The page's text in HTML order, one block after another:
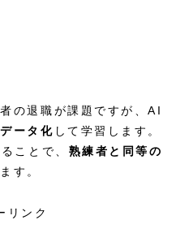
の退職が課題ですが、AI
ータ化 して学習します。
ことで、 熟練者と同等の
す。
リンク